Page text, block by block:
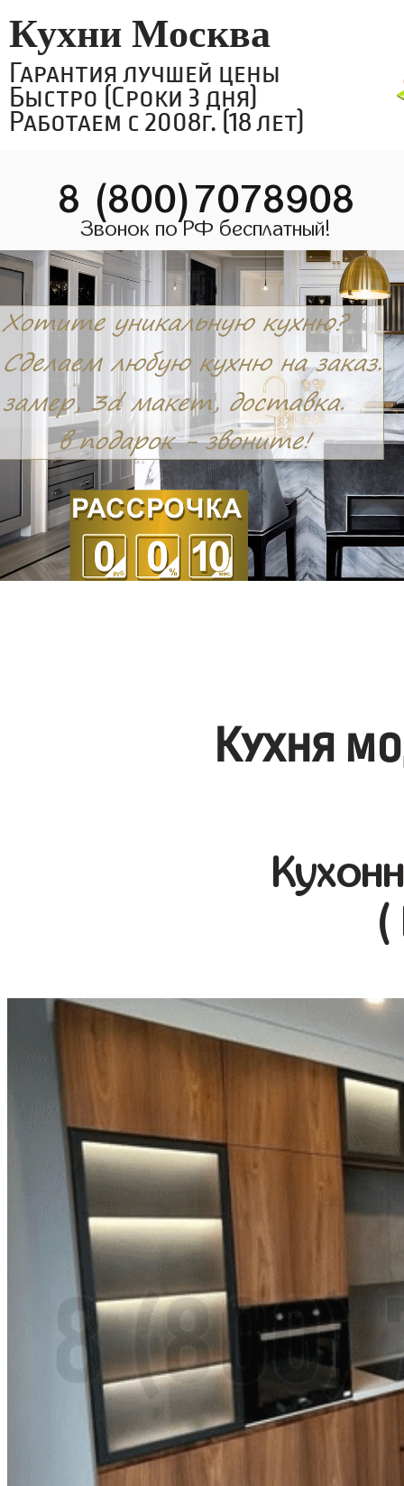
Кухни Москва
Гарантия лучшей цены
Быстро (Сроки 3 дня)
Работаем с 2008г. (18 лет)
8 (800)7078908
Звонок по РФ бесплатный!
Кухня
(